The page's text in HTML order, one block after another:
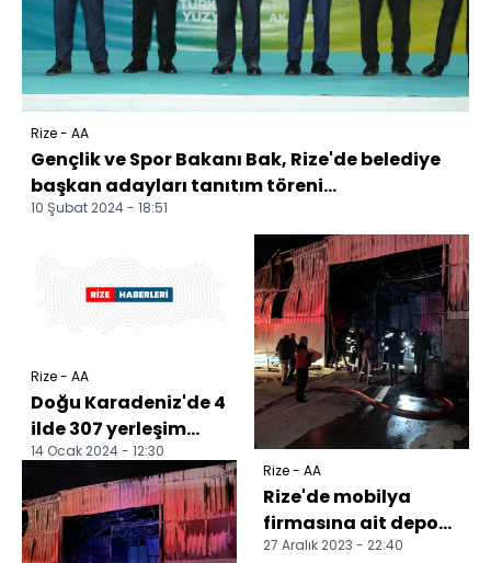
Rize - AA
Gençlik ve Spor Bakanı Bak, Rize'de belediye
başkan adayları tanıtım töreni...
10 Şubat 2024 - 18:51
Rize - AA
Doğu Karadeniz'de 4
ilde 307 yerleşim
yerinde ulaşım
sağlanamıyor
14 Ocak 2024 - 12:30
Rize - AA
Rize'de mobilya
firmasına ait depo
yandı
27 Aralık 2023 - 22:40